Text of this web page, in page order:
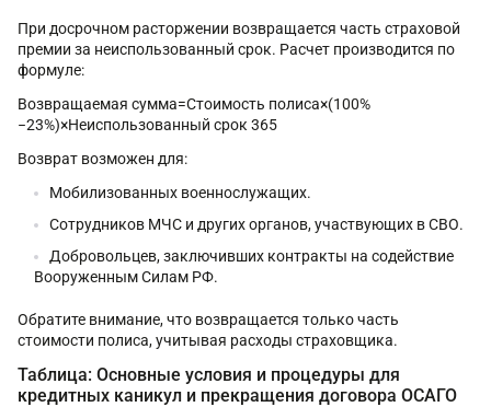
При досрочном расторжении возвращается часть страховой
премии за неиспользованный срок. Расчет производится по
формуле:
Возвращаемая сумма=Стоимость полиса×(100%
−23%)×Неиспользованный срок 365
Возврат возможен для:
Мобилизованных военнослужащих.
Сотрудников МЧС и других органов, участвующих в СВО.
Добровольцев, заключивших контракты на содействие
Вооруженным Силам РФ.
Обратите внимание, что возвращается только часть
стоимости полиса, учитывая расходы страховщика.
Таблица: Основные условия и процедуры для
кредитных каникул и прекращения договора ОСАГО